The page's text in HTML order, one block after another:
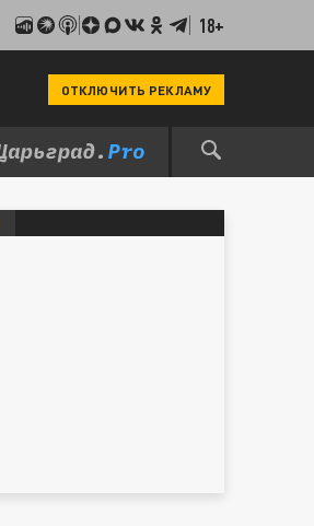
18+
ОТКЛЮЧИТЬ РЕКЛАМУ